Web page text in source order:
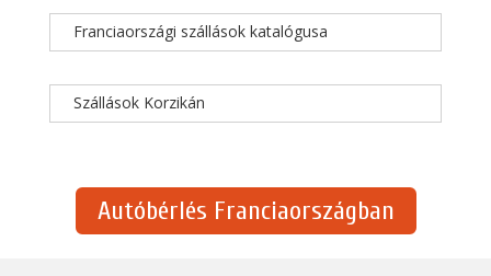
Franciaországi szállások katalógusa
Szállások Korzikán
Autóbérlés Franciaországban